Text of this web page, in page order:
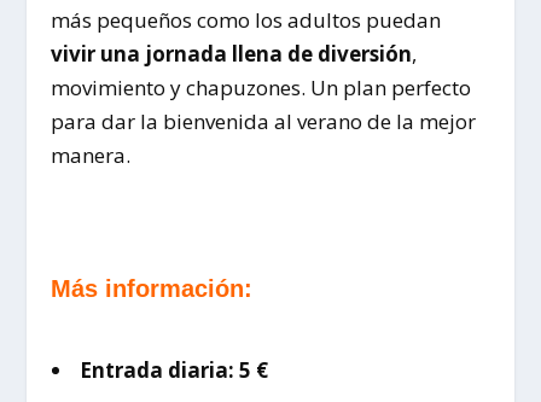
más pequeños como los adultos puedan
vivir una jornada llena de diversión,
movimiento y chapuzones. Un plan perfecto
para dar la bienvenida al verano de la mejor
manera.
Más información:
Entrada diaria: 5 €